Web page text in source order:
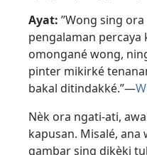
Ayat: ”Wong sing
pengalaman percaya
omongané wong,
pinter mikirké
bakal ditindakké.”​—
Nèk ora ngati-ati,
kapusan. Misalé,
gambar sing dikèki